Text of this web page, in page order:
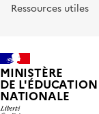
Ressources utiles
MINISTÈRE
DE L'ÉDUCATION
NATIONALE